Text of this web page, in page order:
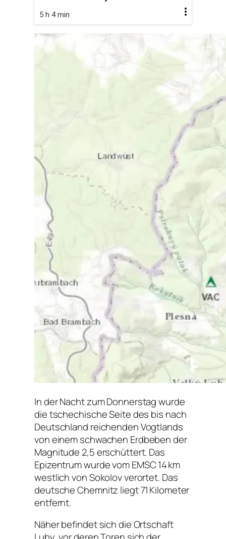
5 h 4 min
In der Nacht zum Donnerstag wurde
die tschechische Seite des bis nach
Deutschland reichenden Vogtlands
von einem schwachen Erdbeben der
Magnitude 2,5 erschüttert. Das
Epizentrum wurde vom EMSC 14 km
westlich von Sokolov verortet. Das
deutsche Chemnitz liegt 71 Kilometer
entfernt.
Näher befindet sich die Ortschaft